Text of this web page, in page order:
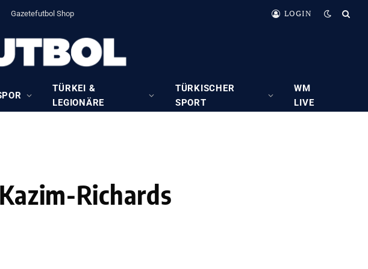
Gazetefutbol Shop LOGIN
TÜRKEI &
LEGIONÄRE
TÜRKISCHER
SPORT
WM
LIVE
Richards